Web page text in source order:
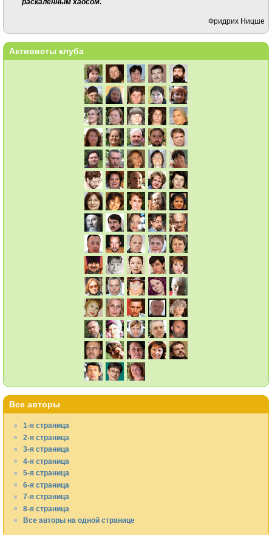
Фридрих Ницше
Активисты клуба
Все авторы
1-я страница
2-я страница
3-я страница
4-я страница
5-я страница
6-я страница
7-я страница
8-я страница
Все авторы на одной странице